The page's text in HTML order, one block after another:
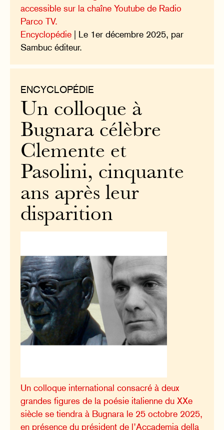
accessible sur la chaîne Youtube de Radio
Parco TV.
Encyclopédie | Le 1er décembre 2025, par
Sambuc éditeur.
ENCYCLOPÉDIE
Un colloque à
Bugnara célèbre
Clemente et
Pasolini, cinquante
ans après leur
disparition
Un colloque international consacré à deux
grandes figures de la poésie italienne du XXe
siècle se tiendra à Bugnara le 25 octobre 2025,
en présence du président de l’Accademia della